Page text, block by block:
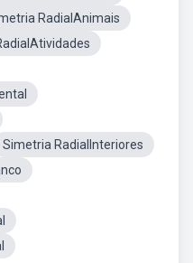
RadialAnimais
Simetria RadialInteriores